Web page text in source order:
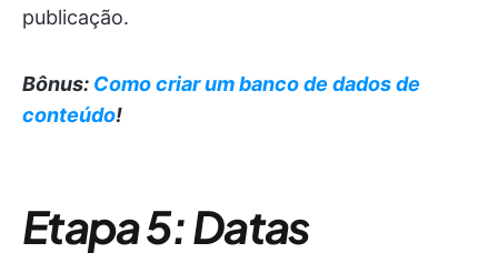
publicação.
Bônus: Como criar um banco de dados de
conteúdo!
Etapa 5: Datas